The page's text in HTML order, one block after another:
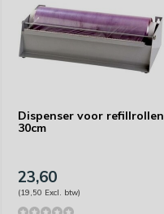
Dispenser voor refillrollen
30cm
23,60
(19,50 Excl. btw)